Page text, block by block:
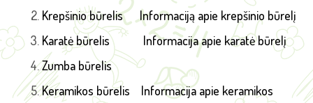
Krepšinio būrelisInformaciją apie krepšinio būrelį
Karatė būrelis Informacija apie karatė būrelį
Zumba būrelis
Keramikos būrelis Informacija apie keramikos